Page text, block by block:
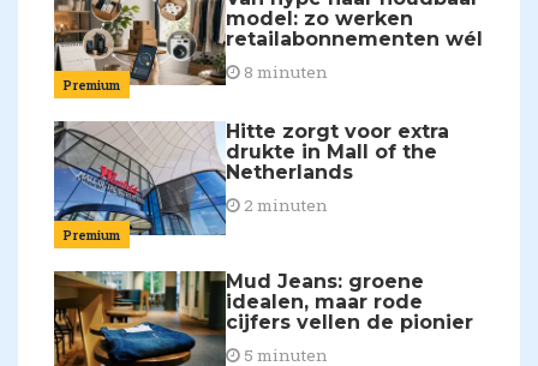
Premium
model: zo werken
retailabonnementen wél
8 minuten
Premium
Hitte zorgt voor extra
drukte in Mall of the
Netherlands
2 minuten
Mud Jeans: groene
idealen, maar rode
cijfers vellen de pionier
5 minuten